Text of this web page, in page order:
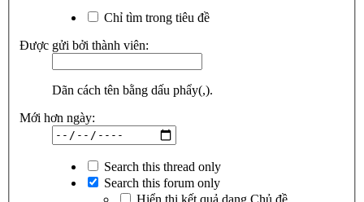
Chỉ tìm trong tiêu đề
Được gửi bởi thành viên:
Dãn cách tên bằng dấu phẩy(,).
Mới hơn ngày:
Search this thread only
Search this forum only
Hiển thị kết quả dạng Chủ đề